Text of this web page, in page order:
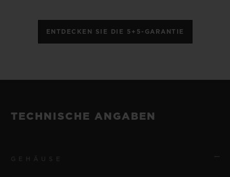
ENTDECKEN SIE DIE 5+5-GARANTIE
TECHNISCHE ANGABEN